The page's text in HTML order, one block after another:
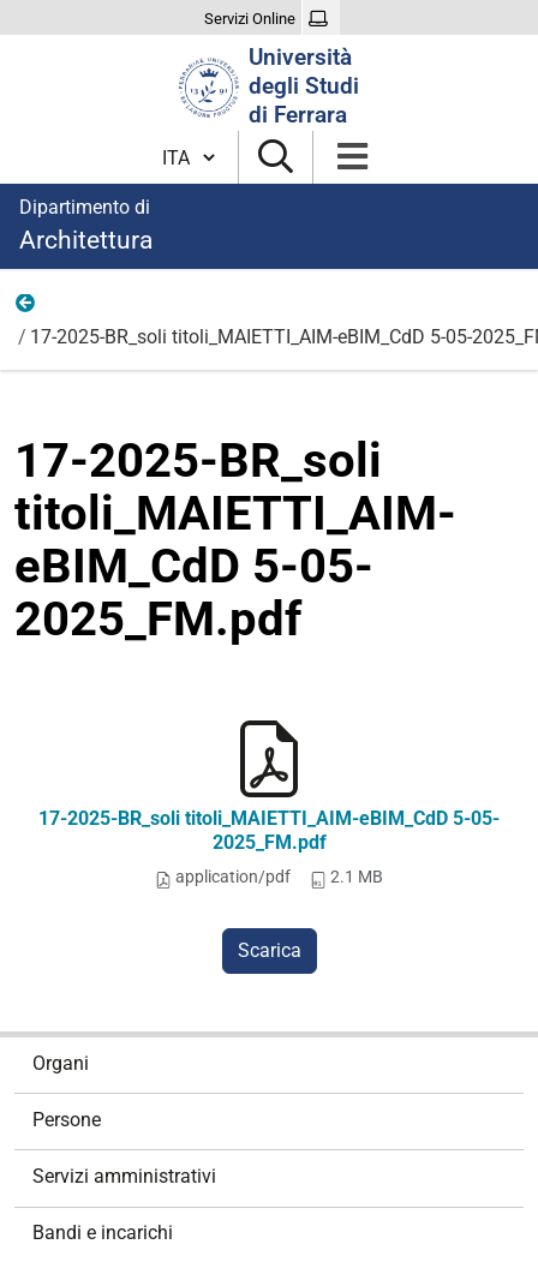
Servizi Online
Università
degli Studi
di Ferrara
Cambia lingua
Dipartimento di
Architettura
17-2025-BR_soli titoli_MAIETTI_AIM-eBIM_CdD 5-05-
17-2025-BR_soli
titoli_MAIETTI_AIM-
eBIM_CdD 5-05-
2025_FM.pdf
17-2025-BR_soli titoli_MAIETTI_AIM-eBIM_CdD 5-05-
2025_FM.pdf
application/pdf 2.1 MB
Scarica
Organi
Persone
Servizi amministrativi
Bandi e incarichi